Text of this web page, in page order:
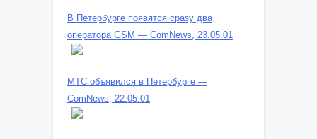
В Петербурге появятся сразу два
оператора GSM — ComNews, 23.05.01
МТС объявился в Петербурге —
ComNews, 22.05.01